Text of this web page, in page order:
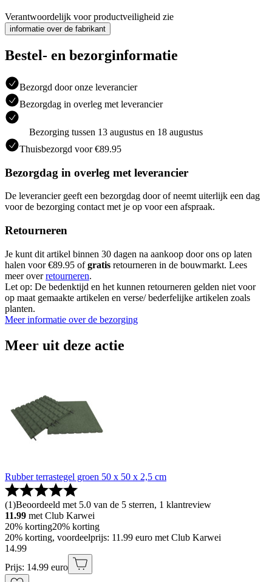
Verantwoordelijk voor productveiligheid zie
informatie over de fabrikant
Bestel- en bezorginformatie
Bezorgd door onze leverancier
Bezorgdag in overleg met leverancier
Bezorging tussen 13 augustus en 18 augustus
Thuisbezorgd voor €89.95
Bezorgdag in overleg met leverancier
De leverancier geeft een bezorgdag door of neemt uiterlijk een dag
voor de bezorging contact met je op voor een afspraak.
Retourneren
Je kunt dit artikel binnen 30 dagen na aankoop door ons op laten
halen voor €89.95 ofgratis retourneren in de bouwmarkt. Lees
meer overretourneren.
Let op: De bedenktijd en het kunnen retourneren gelden niet voor
op maat gemaakte artikelen en verse/ bederfelijke artikelen zoals
planten.
Meer informatie over de bezorging
Meer uit deze actie
Rubber terrastegel groen 50 x 50 x 2,5 cm
(1)Beoordeeld met 5.0 van de 5 sterren, 1 klantreview
11.99 met Club Karwei
20% korting20% korting
20% korting, voordeelprijs: 11.99 euro met Club Karwei
14.99
Prijs: 14.99 euro